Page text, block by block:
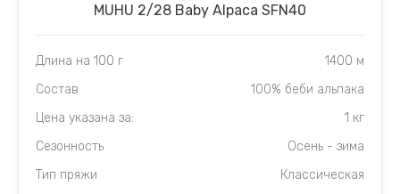
MUHU 2/28 Baby Alpaca SFN40
Длина на 100 г
1400 м
Состав
100% беби альпака
Цена указана за:
1 кг
Сезонность
Осень - зима
Тип пряжи
Классическая